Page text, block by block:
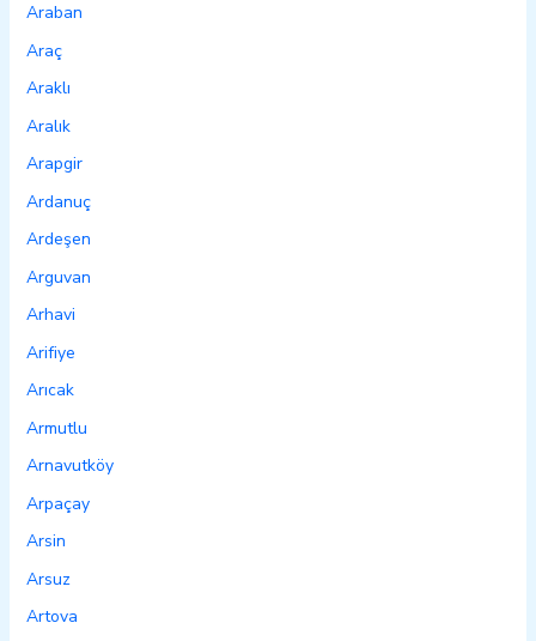
Araban
Araç
Araklı
Aralık
Arapgir
Ardanuç
Ardeşen
Arguvan
Arhavi
Arifiye
Arıcak
Armutlu
Arnavutköy
Arpaçay
Arsin
Arsuz
Artova